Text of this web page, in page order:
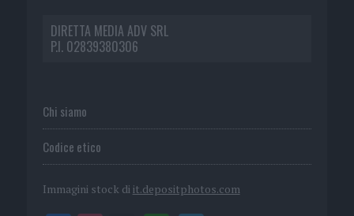
DIRETTA MEDIA ADV SRL
P.I. 02839380306
Chi siamo
Codice etico
Immagini stock di it.depositphotos.com